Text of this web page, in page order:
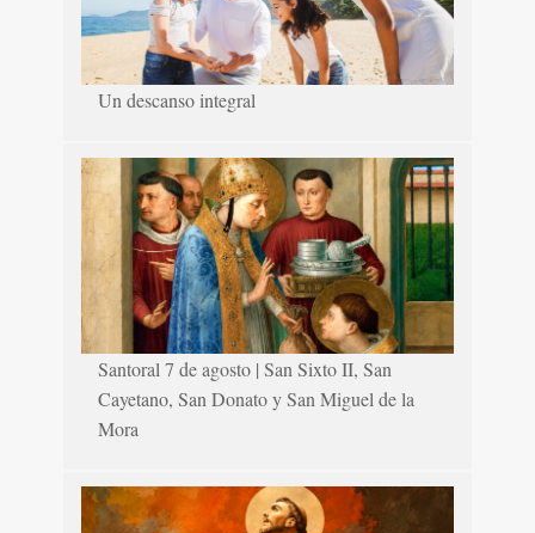
Un descanso integral
Santoral 7 de agosto | San Sixto II, San
Cayetano, San Donato y San Miguel de la
Mora